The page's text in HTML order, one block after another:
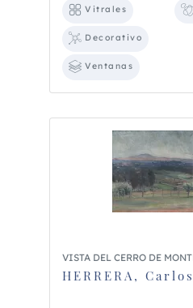
Vitrales
Decorativo
Ventanas
VISTA DEL CERRO DE
HERRERA,